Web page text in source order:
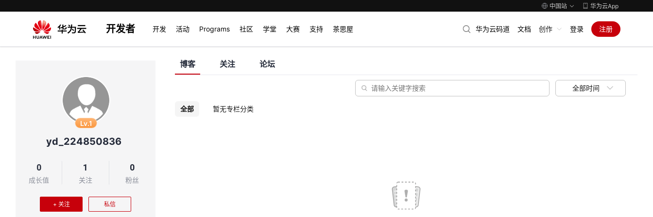
中国站 华为云App
开发者 开发 活动 Programs 社区 学堂 大赛 支持 茶思屋 华为云码道 文档 创作 登录 注册
Lv.1
yd_224850836
0
成长值
1
关注
0
粉丝
+ 关注 私信
博客 关注 论坛
全部时间
全部 暂无专栏分类